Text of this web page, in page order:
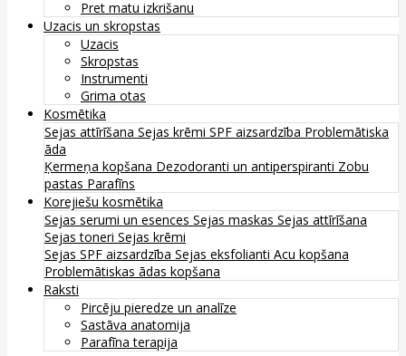
Pret matu izkrišanu
Uzacis un skropstas
Uzacis
Skropstas
Instrumenti
Grima otas
Kosmētika
Sejas attīrīšana Sejas krēmi SPF aizsardzība Problemātiska
āda
Ķermeņa kopšana Dezodoranti un antiperspiranti Zobu
pastas Parafīns
Korejiešu kosmētika
Sejas serumi un esences Sejas maskas Sejas attīrīšana
Sejas toneri Sejas krēmi
Sejas SPF aizsardzība Sejas eksfolianti Acu kopšana
Problemātiskas ādas kopšana
Raksti
Pircēju pieredze un analīze
Sastāva anatomija
Parafīna terapija